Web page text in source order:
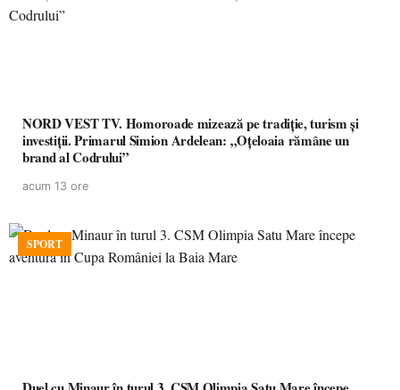
NORD VEST TV. Homoroade mizează pe tradiție, turism și
investiții. Primarul Simion Ardelean: „Oțeloaia rămâne un
brand al Codrului”
acum 13 ore
SPORT